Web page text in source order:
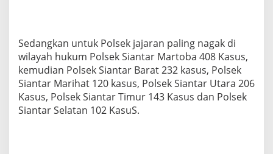
Sedangkan untuk Polsek jajaran paling nagak di
wilayah hukum Polsek Siantar Martoba 408 Kasus,
kemudian Polsek Siantar Barat 232 kasus, Polsek
Siantar Marihat 120 kasus, Polsek Siantar Utara 206
Kasus, Polsek Siantar Timur 143 Kasus dan Polsek
Siantar Selatan 102 KasuS.